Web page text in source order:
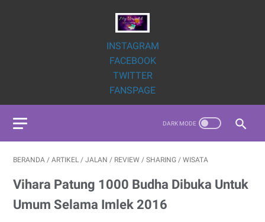
INSTAGRAM
FACEBOOK
TWITTER
FANSPAGE
BERANDA / ARTIKEL / JALAN / REVIEW / SHARING / WISATA
Vihara Patung 1000 Budha Dibuka Untuk
Umum Selama Imlek 2016